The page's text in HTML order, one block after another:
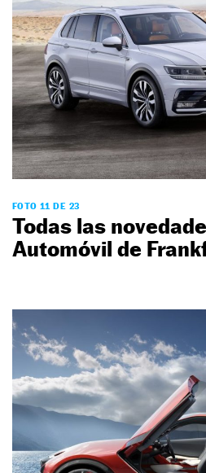
FOTO 11 DE 23
Todas las
Automóvil de